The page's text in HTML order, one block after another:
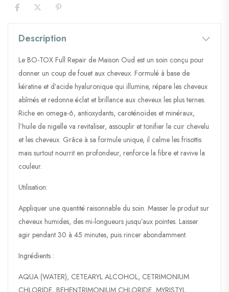
Description
Le BO-TOX Full Repair de Maison Oud est un soin conçu pour
donner un coup de fouet aux cheveux. Formulé à base de
kératine et d’acide hyaluronique qui illumine, répare les cheveux
abîmés et redonne éclat et brillance aux cheveux les plus ternes.
Riche en omega-6, antioxydants, caroténoïdes et minéraux,
l’huile de nigelle va revitaliser, assouplir et tonifier le cuir chevelu
et les cheveux. Grâce à sa formule unique, il calme les frisottis
mais surtout nourrit en profondeur, renforce la fibre et ravive la
couleur.
Utilisation:
Appliquer une quantité raisonnable du soin. Masser le produit sur
cheveux humides, des mi-longueurs jusqu’aux pointes. Laisser
agir pendant 30 à 45 minutes, puis rincer abondamment.
Ingrédients :
AQUA (WATER), CETEARYL ALCOHOL, CETRIMONIUM